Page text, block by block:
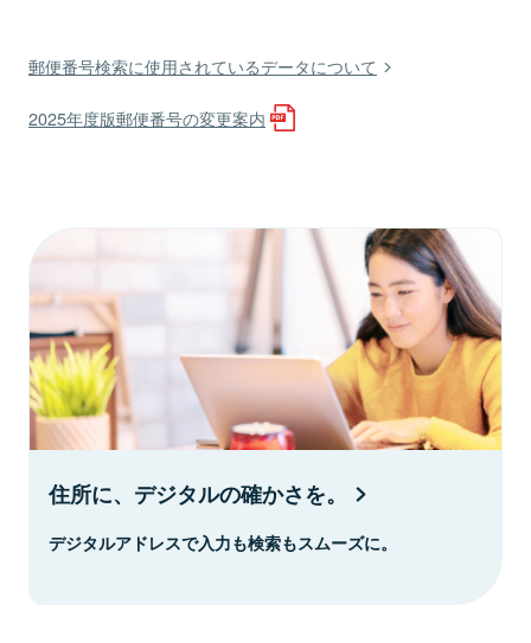
郵便番号検索に使用されているデータについて
2025年度版郵便番号の変更案内
住所に、デジタルの確かさを。
デジタルアドレスで入力も検索もスムーズに。